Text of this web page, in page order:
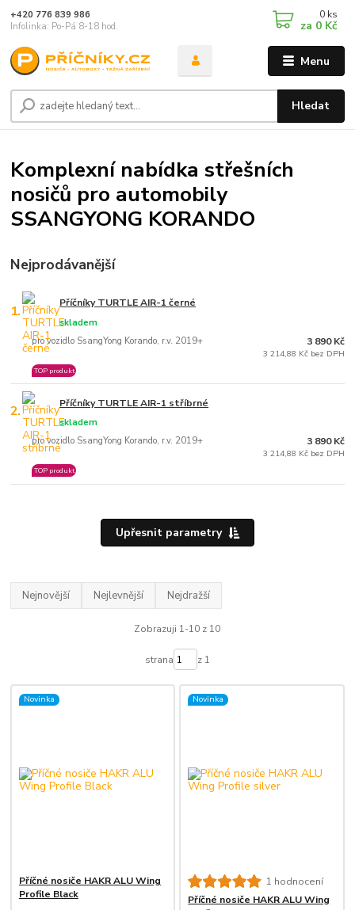
Menu
Hledat
+420 776 839 986
Infolinka: Po-Pá 8-18 hod.
0 ks
za 0 Kč
Komplexní nabídka střešních
nosičů pro automobily
SSANGYONG KORANDO
Nejprodávanější
1. Příčníky TURTLE AIR-1 černé
pro vozidlo SsangYong Korando, r.v. 2019+
skladem
TOP produkt
3 890 Kč
3 214,88 Kč bez DPH
2. Příčníky TURTLE AIR-1 stříbrné
pro vozidlo SsangYong Korando, r.v. 2019+
skladem
TOP produkt
3 890 Kč
3 214,88 Kč bez DPH
Upřesnit parametry
Nejnovější Nejlevnější Nejdražší
Zobrazuji 1-10 z 10
strana z 1
Novinka
Příčné nosiče HAKR ALU Wing
Profile Black
Novinka
1 hodnocení
Příčné nosiče HAKR ALU Wing